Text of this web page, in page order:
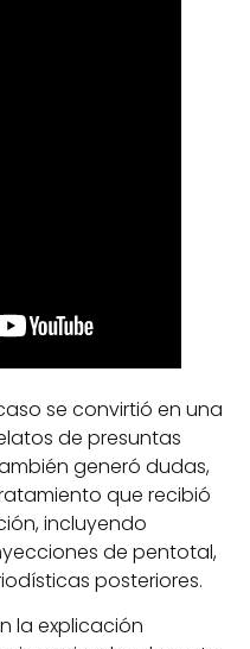
se convirtió en una
de presuntas
generó dudas,
que recibió
incluyendo
de pentotal,
posteriores.
la explicación